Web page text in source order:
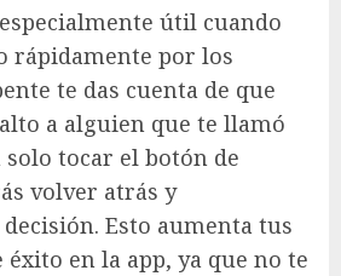
útil cuando
rápidamente por los
te das cuenta de que
a alguien que te llamó
solo tocar el botón de
volver atrás y
Esto aumenta tus
en la app, ya que no te